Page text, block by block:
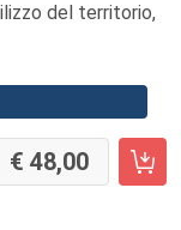
del territorio,
48,00